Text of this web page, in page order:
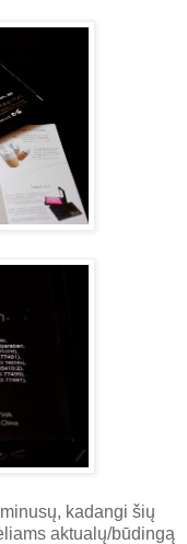
kadangi šių
aktualų/būdingą